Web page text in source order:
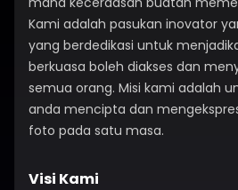
Kami adalah pasukan inovator
yang berdedikasi untuk
berkuasa boleh diakses dan
semua orang. Misi kami adalah
anda mencipta dan
foto pada satu masa.
Visi Kami